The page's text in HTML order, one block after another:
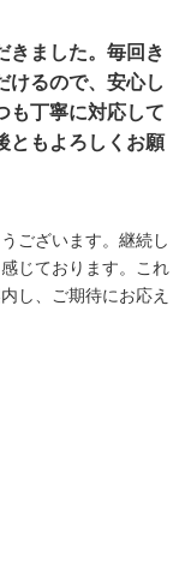
きました。毎回き
けるので、安心し
も丁寧に対応して
ともよろしくお願
ございます。継続し
じております。これ
し、ご期待にお応え